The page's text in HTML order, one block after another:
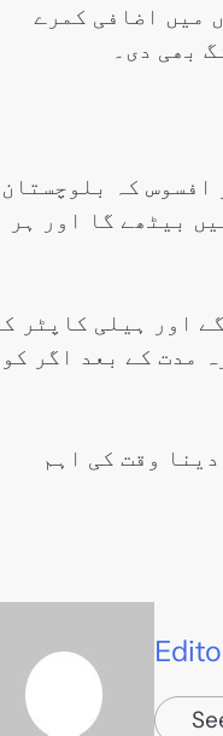
ہزار سنگل روم سکولوں میں اضافی کمرے
بھی دی۔
افسوس کہ بلوچستان
بیٹھے گا اور ہر
اور ہیلی کاپٹر
مدت کے بعد اگر
وقت کی اہم